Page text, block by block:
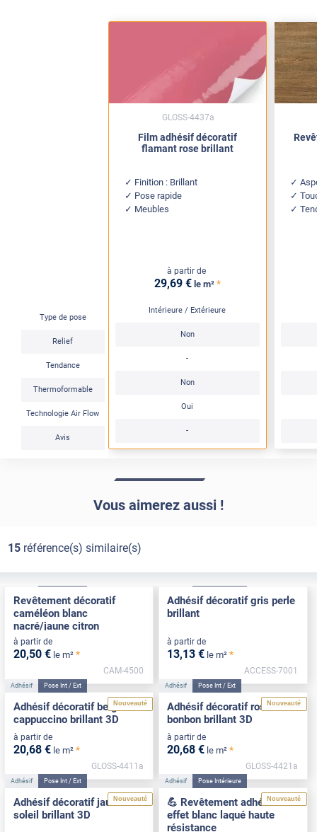
Type de pose
Relief
Tendance
Thermoformable
Technologie Air Flow
Avis
Film adhésif décoratif
flamant rose brillant
Finition : Brillant
Pose rapide
Meubles
à partir de
29,69 € le m² *
Intérieure / Extérieure
Non
-
Non
Oui
-
GLOSS-4437a
Vous aimerez aussi !
15référence(s) similaire(s)
Revêtement décoratif
caméléon blanc
nacré/jaune citron
à partir de
20,50 € le m² *
CAM-4500
Adhésif décoratif gris perle
brillant
à partir de
13,13 € le m² *
ACCESS-7001
Nouveauté
Adhésif Pose Int / Ext
Adhésif décoratif beige
cappuccino brillant 3D
à partir de
20,68 € le m² *
GLOSS-4411a
Nouveauté
Adhésif Pose Int / Ext
Adhésif décoratif rose
bonbon brillant 3D
à partir de
20,68 € le m² *
GLOSS-4421a
Nouveauté
Adhésif Pose Int / Ext
Adhésif décoratif jaune
soleil brillant 3D
Nouveauté
Adhésif Pose Intérieure
💪 Revêtement adhésif
effet blanc laqué haute
résistance